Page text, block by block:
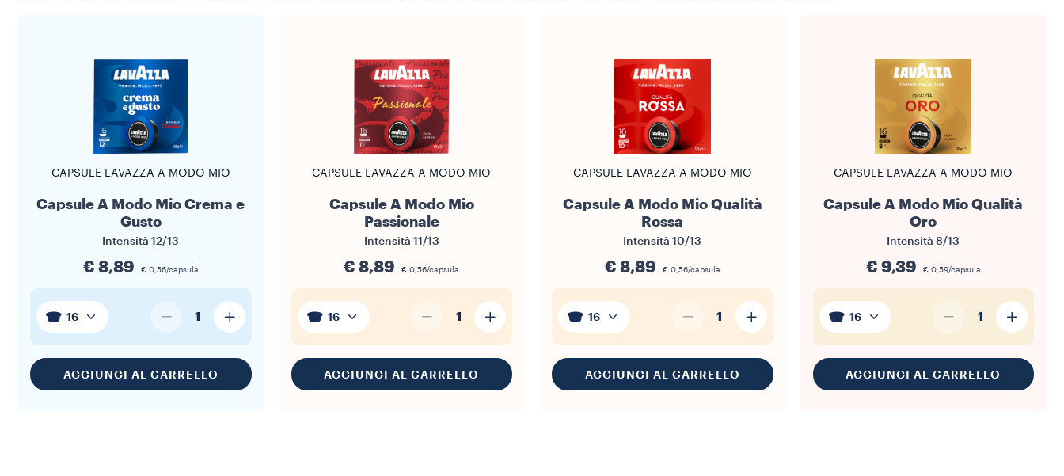
CAPSULE LAVAZZA A MODO MIO
Capsule A Modo Mio Crema e
Gusto
Intensità12/13
€ 8,89 € 0,56/capsula
16 1
AGGIUNGI AL CARRELLO
CAPSULE LAVAZZA A MODO MIO
Capsule A Modo Mio
Passionale
Intensità 11/13
€ 8,89 € 0,56/capsula
16 1
AGGIUNGI AL CARRELLO
CAPSULE LAVAZZA A MODO MIO
Capsule A Modo Mio Qualità
Rossa
Intensità10/13
€ 8,89 € 0,56/capsula
16 1
AGGIUNGI AL CARRELLO
CAPSULE LAVAZZA A MODO MIO
Capsule A Modo Mio Qualità
Oro
Intensità8/13
€ 9,39 € 0,59/capsula
16 1
AGGIUNGI AL CARRELLO